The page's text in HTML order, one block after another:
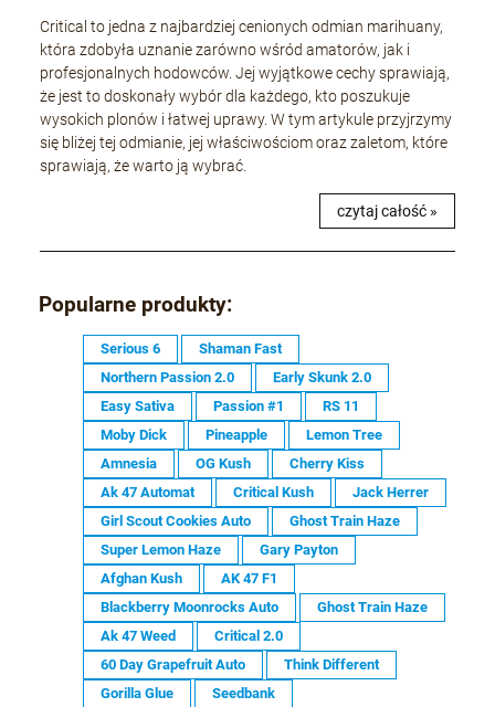
Critical to jedna z najbardziej cenionych odmian marihuany,
która zdobyła uznanie zarówno wśród amatorów, jak i
profesjonalnych hodowców. Jej wyjątkowe cechy sprawiają,
że jest to doskonały wybór dla każdego, kto poszukuje
wysokich plonów i łatwej uprawy. W tym artykule przyjrzymy
się bliżej tej odmianie, jej właściwościom oraz zaletom, które
sprawiają, że warto ją wybrać.
czytaj całość »
Popularne produkty:
Serious 6
Shaman Fast
Northern Passion 2.0
Early Skunk 2.0
Easy Sativa
Passion #1
RS 11
Moby Dick
Pineapple
Lemon Tree
Amnesia
OG Kush
Cherry Kiss
Ak 47 Automat
Critical Kush
Jack Herrer
Girl Scout Cookies Auto
Ghost Train Haze
Super Lemon Haze
Gary Payton
Afghan Kush
AK 47 F1
Blackberry Moonrocks Auto
Ghost Train Haze
Ak 47 Weed
Critical 2.0
60 Day Grapefruit Auto
Think Different
Gorilla Glue
Seedbank